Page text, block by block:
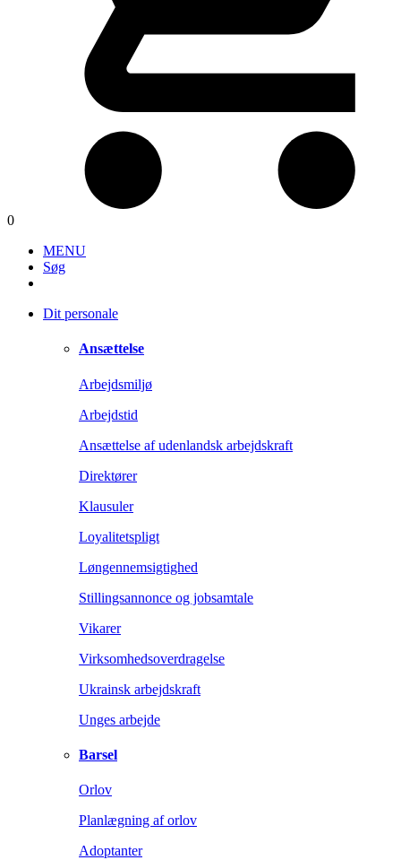
0
MENU
Søg
Dit personale
Ansættelse
Arbejdsmiljø
Arbejdstid
Ansættelse af udenlandsk arbejdskraft
Direktører
Klausuler
Loyalitetspligt
Løngennemsigtighed
Stillingsannonce og jobsamtale
Vikarer
Virksomhedsoverdragelse
Ukrainsk arbejdskraft
Unges arbejde
Barsel
Orlov
Planlægning af orlov
Adoptanter